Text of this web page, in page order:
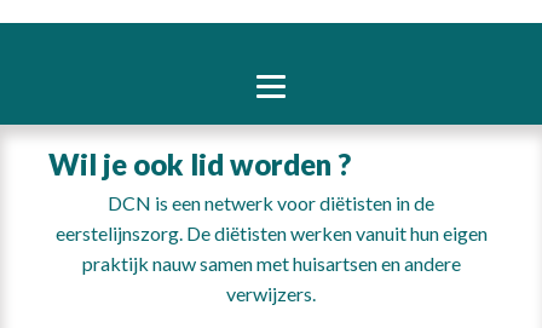
Wil je ook lid worden ?
DCN is een netwerk voor diëtisten in de
eerstelijnszorg. De diëtisten werken vanuit hun eigen
praktijk nauw samen met huisartsen en andere
verwijzers.